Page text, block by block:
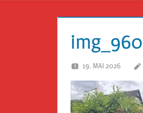
Geheimrat
auf
Reisen
19. MAI 2026